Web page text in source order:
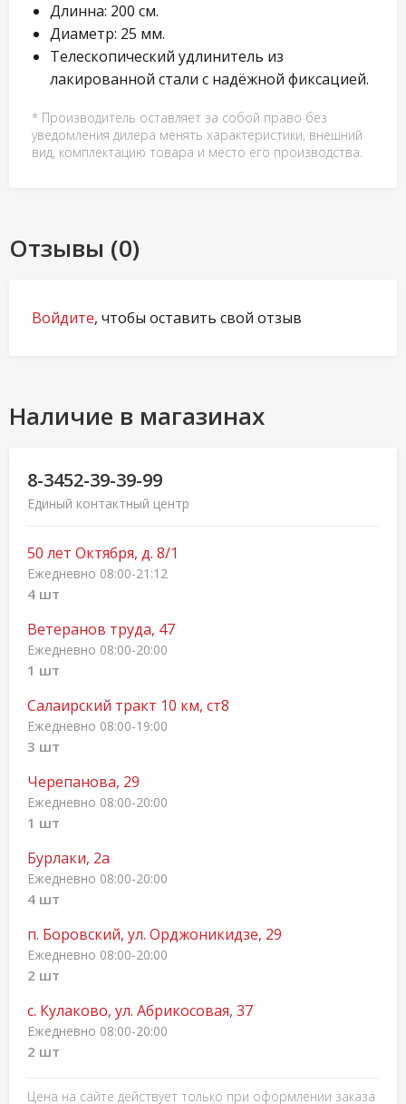
Длинна: 200 см.
Диаметр: 25 мм.
Телескопический удлинитель из
лакированной стали с надёжной фиксацией.
* Производитель оставляет за собой право без
уведомления дилера менять характеристики, внешний
вид, комплектацию товара и место его производства.
Отзывы (0)
Войдите, чтобы оставить свой отзыв
Наличие в магазинах
8-3452-39-39-99
Единый контактный центр
50 лет Октября, д. 8/1
Ежедневно 08:00-21:12
4 шт
Ветеранов труда, 47
Ежедневно 08:00-20:00
1 шт
Салаирский тракт 10 км, ст8
Ежедневно 08:00-19:00
3 шт
Черепанова, 29
Ежедневно 08:00-20:00
1 шт
Бурлаки, 2а
Ежедневно 08:00-20:00
4 шт
п. Боровский, ул. Орджоникидзе, 29
Ежедневно 08:00-20:00
2 шт
с. Кулаково, ул. Абрикосовая, 37
Ежедневно 08:00-20:00
2 шт
Цена на сайте действует только при оформлении заказа